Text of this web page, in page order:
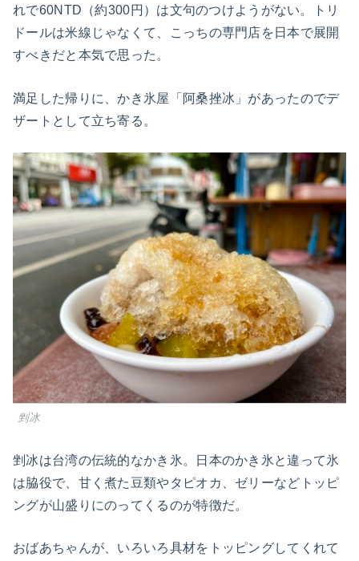
れで60NTD（約300円）は文句のつけようがない。トリ
ドールは米線じゃなくて、こっちの専門店を日本で展開
すべきだと本気で思った。
満足した帰りに、かき氷屋「阿桑挫冰」があったのでデ
ザートとして立ち寄る。
剉冰
剉冰は台湾の伝統的なかき氷。日本のかき氷と違って氷
は脇役で、甘く煮た豆類やタピオカ、ゼリーなどトッピ
ングが山盛りにのってくるのが特徴だ。
おばあちゃんが、いろいろ具材をトッピングしてくれて